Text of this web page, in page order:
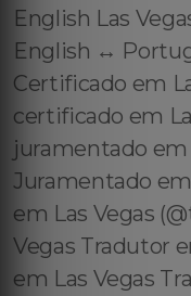
English Las
English ↔️
Certificado em
certificado em
juramentado em
Juramentado
em Las Vegas
Vegas Tradutor
em Las Vegas